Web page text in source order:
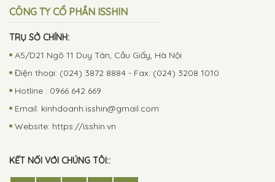
CÔNG TY CỔ PHẦN ISSHIN
TRỤ SỞ CHÍNH:
A5/D21 Ngõ 11 Duy Tân, Cầu Giấy, Hà Nội
Điện thoại: (024) 3872 8884 - Fax: (024) 3208 1010
Hotline : 0966 642 669
Email: kinhdoanh.isshin@gmail.com
Website: https://isshin.vn
KẾT NỐI VỚI CHÚNG TÔI::